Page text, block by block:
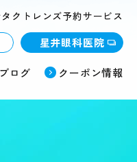
ログ クーポン情報
星井眼科医院
クトレンズ予約サービス